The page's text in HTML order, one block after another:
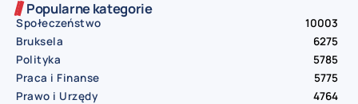
Popularne kategorie
Społeczeństwo
10003
Bruksela
6275
Polityka
5785
Praca i Finanse
5775
Prawo i Urzędy
4764